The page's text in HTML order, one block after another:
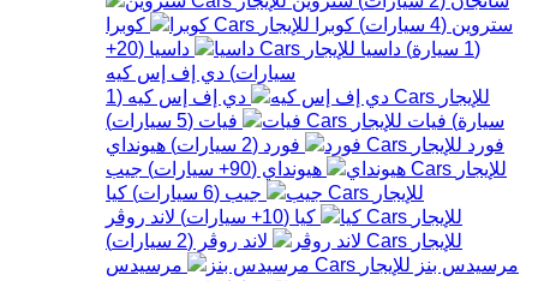
ستروين (
4 سيارات) كوبرا
كوبرا
(
1 سيارة) داسيا داسيا (
20+
سيارات) دي إف إس كيه
دي إف إس كيه (
1
سيارة) فيات فيات (
5 سيارات)
فورد
فورد (
2 سيارات) هيونداي
هيونداي (
90+ سيارات) جيب
جيب (
6 سيارات) كيا
كيا (
10+ سيارات) لاند روڤر
لاند روڤر (
2 سيارات)
مرسيدس بنز
مرسيدس